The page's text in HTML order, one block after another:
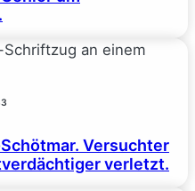
Versuchter
verletzt.